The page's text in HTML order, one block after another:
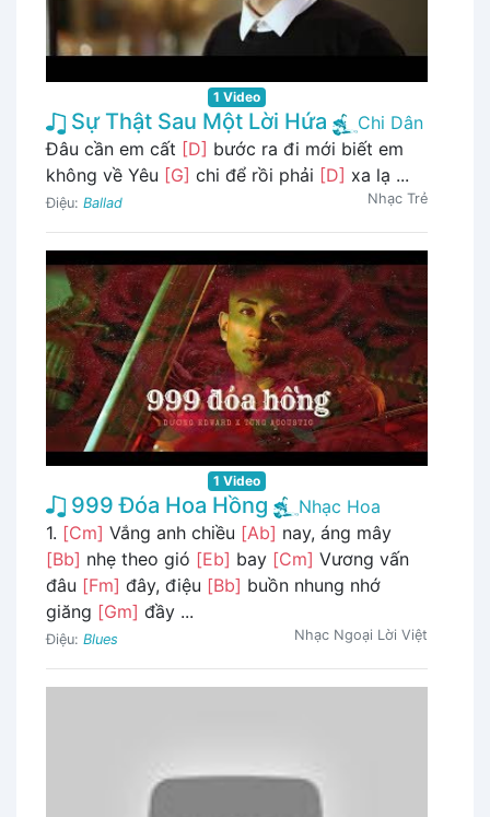
1 Video
Sự Thật Sau Một Lời Hứa
Chi Dân
Đâu cần em cất [D] bước ra đi mới biết em
không về Yêu [G] chi để rồi phải [D] xa lạ ...
Điệu: Ballad Nhạc Trẻ
1 Video
999 Đóa Hoa Hồng
Nhạc Hoa
1. [Cm] Vắng anh chiều [Ab] nay, áng mây
[Bb] nhẹ theo gió [Eb] bay [Cm] Vương vấn
đâu [Fm] đây, điệu [Bb] buồn nhung nhớ
giăng [Gm] đầy ...
Điệu: Blues Nhạc Ngoại Lời Việt